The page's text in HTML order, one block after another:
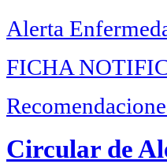
Alerta
FICHA
Circular de